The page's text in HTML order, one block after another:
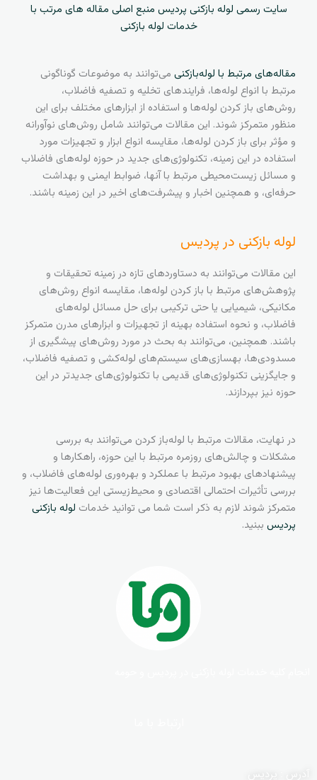
سایت رسمی لوله بازکنی پردیس منبع اصلی مقاله های مرتب با
خدمات لوله بازکنی
مقاله‌های مرتبط با لوله‌بازکنی می‌توانند به موضوعات گوناگونی
مرتبط با انواع لوله‌ها، فرایندهای تخلیه و تصفیه فاضلاب،
روش‌های باز کردن لوله‌ها و استفاده از ابزارهای مختلف برای این
منظور متمرکز شوند. این مقالات می‌توانند شامل روش‌های نوآورانه
و مؤثر برای باز کردن لوله‌ها، مقایسه انواع ابزار و تجهیزات مورد
استفاده در این زمینه، تکنولوژی‌های جدید در حوزه لوله‌های فاضلاب
و مسائل زیست‌محیطی مرتبط با آنها، ضوابط ایمنی و بهداشت
حرفه‌ای، و همچنین اخبار و پیشرفت‌های اخیر در این زمینه باشند.
لوله بازکنی در پردیس
این مقالات می‌توانند به دستاوردهای تازه در زمینه تحقیقات و
پژوهش‌های مرتبط با باز کردن لوله‌ها، مقایسه انواع روش‌های
مکانیکی، شیمیایی یا حتی ترکیبی برای حل مسائل لوله‌های
فاضلاب، و نحوه استفاده بهینه از تجهیزات و ابزارهای مدرن متمرکز
باشند. همچنین، می‌توانند به بحث در مورد روش‌های پیشگیری از
مسدودی‌ها، بهسازی‌های سیستم‌های لوله‌کشی و تصفیه فاضلاب،
و جایگزینی تکنولوژی‌های قدیمی با تکنولوژی‌های جدید‌تر در این
حوزه نیز بپردازند.
در نهایت، مقالات مرتبط با لوله‌باز کردن می‌توانند به بررسی
مشکلات و چالش‌های روزمره مرتبط با این حوزه، راهکارها و
پیشنهادهای بهبود مرتبط با عملکرد و بهره‌وری لوله‌های فاضلاب، و
بررسی تأثیرات احتمالی اقتصادی و محیط‌زیستی این فعالیت‌ها نیز
متمرکز شوند لازم به ذکر است شما می توانید خدمات لوله بازکنی
پردیس ببنید.